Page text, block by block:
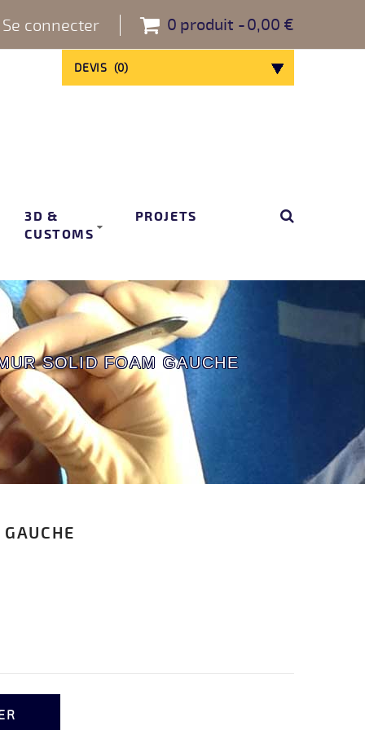
0 produit 0,00 €
Se connecter
DEVIS (0)
3D &
CUSTOMS
PROJETS
SOLID FOAM GAUCHE